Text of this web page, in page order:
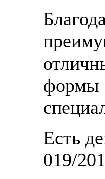
формы
Есть
019/